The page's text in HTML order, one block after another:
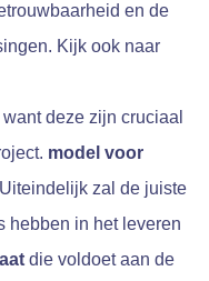
en de
Kijk ook naar
deze zijn cruciaal
model voor
zal de juiste
hebben in het leveren
die voldoet aan de